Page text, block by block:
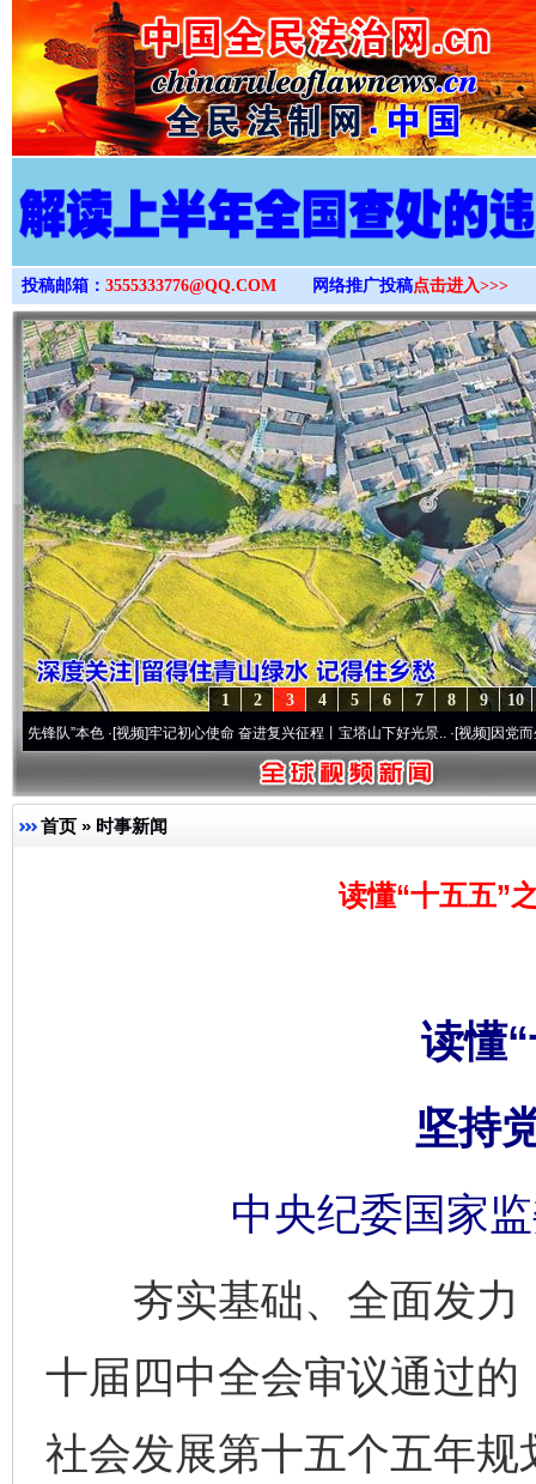
>
投稿邮箱： 3555333776@QQ.COM 网络推广投稿点击进入>>>
10
9
8
7
6
5
4
3
2
1
本色·[视频]牢记初心使命 奋进复兴征程丨宝塔山下好光景..·[视频]因党而生 为党而
首页 » 时事新闻
读懂“十五五”
读懂
坚持
中央纪委国家
夯实基础、全面发力
十届四中全会审议通过
社会发展第十五个五年规